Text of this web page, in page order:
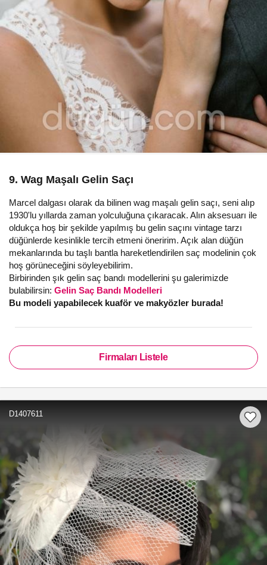
9. Wag Maşalı Gelin Saçı
Marcel dalgası olarak da bilinen wag maşalı gelin saçı, seni alıp
1930'lu yıllarda zaman yolculuğuna çıkaracak. Alın aksesuarı ile
oldukça hoş bir şekilde yapılmış bu gelin saçını vintage tarzı
düğünlerde kesinlikle tercih etmeni öneririm. Açık alan düğün
mekanlarında bu taşlı bantla hareketlendirilen saç modelinin çok
hoş görüneceğini söyleyebilirim.
Birbirinden şık gelin saç bandı modellerini şu galerimizde
bulabilirsin: Gelin Saç Bandı Modelleri
Bu modeli yapabilecek kuaför ve makyözler burada!
Firmaları Listele
D1407611